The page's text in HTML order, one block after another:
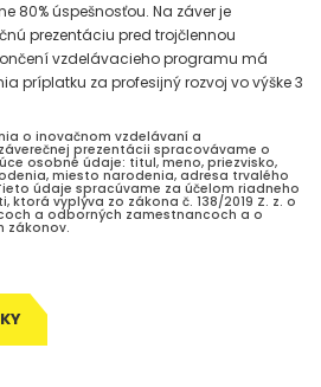
80% úspešnosťou. Na záver je
prezentáciu pred trojčlennou
vzdelávacieho programu má
príplatku za profesijný rozvoj vo výške 3
o inovačnom vzdelávaní a
prezentácii spracovávame o
osobné údaje: titul, meno, priezvisko,
miesto narodenia, adresa trvalého
údaje spracúvame za účelom riadneho
ktorá vyplýva zo zákona č. 138/2019 Z. z. o
a odborných zamestnancoch a o
zákonov.